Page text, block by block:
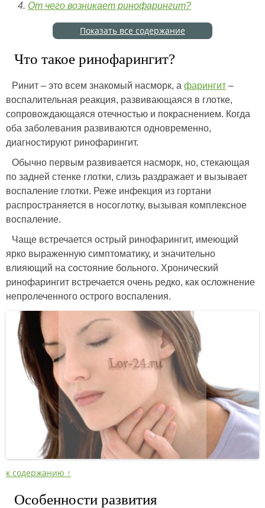
От чего возникает ринофарингит?
Показать все содержание
Что такое ринофарингит?
Ринит – это всем знакомый насморк, а фарингит –
воспалительная реакция, развивающаяся в глотке,
сопровождающаяся отечностью и покраснением. Когда
оба заболевания развиваются одновременно,
диагностируют ринофарингит.
Обычно первым развивается насморк, но, стекающая
по задней стенке глотки, слизь раздражает и вызывает
воспаление глотки. Реже инфекция из гортани
распространяется в носоглотку, вызывая комплексное
воспаление.
Чаще встречается острый ринофарингит, имеющий
ярко выраженную симптоматику, и значительно
влияющий на состояние больного. Хронический
ринофарингит встречается очень редко, как осложнение
непролеченного острого воспаления.
к содержанию ↑
Особенности развития